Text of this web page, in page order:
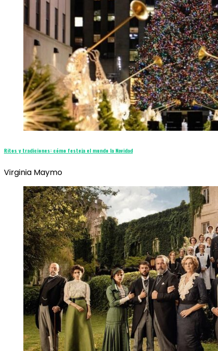
Ritos y tradiciones: cómo festeja el mundo la Navidad
Virginia Maymo